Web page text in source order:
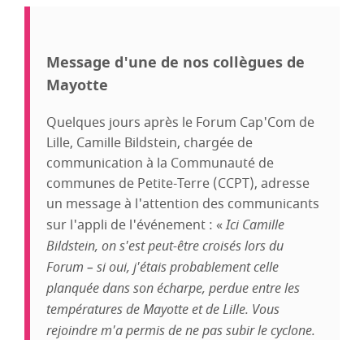
Message d'une de nos collègues de
Mayotte
Quelques jours après le Forum Cap'Com de
Lille, Camille Bildstein, chargée de
communication à la Communauté de
communes de Petite-Terre (CCPT), adresse
un message à l'attention des communicants
sur l'appli de l'événement : «Ici Camille
Bildstein, on s'est peut-être croisés lors du
Forum – si oui, j'étais probablement celle
planquée dans son écharpe, perdue entre les
températures de Mayotte et de Lille. Vous
rejoindre m'a permis de ne pas subir le cyclone.